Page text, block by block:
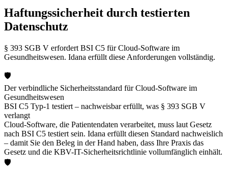
Haftungssicherheit durch testierten
Datenschutz
§ 393 SGB V erfordert BSI C5 für Cloud-Software im
Gesundheitswesen. Idana erfüllt diese Anforderungen vollständig.
🛡️
Der verbindliche Sicherheitsstandard für Cloud-Software im
Gesundheitswesen
BSI C5 Typ-1 testiert – nachweisbar erfüllt, was § 393 SGB V
verlangt
Cloud-Software, die Patientendaten verarbeitet, muss laut Gesetz
nach BSI C5 testiert sein. Idana erfüllt diesen Standard nachweislich
– damit Sie den Beleg in der Hand haben, dass Ihre Praxis das
Gesetz und die KBV-IT-Sicherheitsrichtlinie vollumfänglich einhält.
🛡️